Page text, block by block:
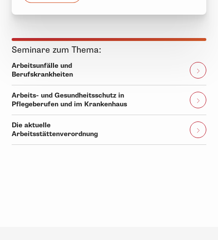
Seminare zum Thema:
Arbeitsunfälle und
Berufskrankheiten
Arbeits- und Gesundheitsschutz in
Pflegeberufen und im Krankenhaus
Die aktuelle
Arbeitsstättenverordnung